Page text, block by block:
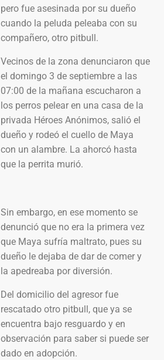
pero fue asesinada por su dueño
cuando la peluda peleaba con su
compañero, otro pitbull.
Vecinos de la zona denunciaron que
el domingo 3 de septiembre a las
07:00 de la mañana escucharon a
los perros pelear en una casa de la
privada Héroes Anónimos, salió el
dueño y rodeó el cuello de Maya
con un alambre. La ahorcó hasta
que la perrita murió.
Sin embargo, en ese momento se
denunció que no era la primera vez
que Maya sufría maltrato, pues su
dueño le dejaba de dar de comer y
la apedreaba por diversión.
Del domicilio del agresor fue
rescatado otro pitbull, que ya se
encuentra bajo resguardo y en
observación para saber si puede ser
dado en adopción.